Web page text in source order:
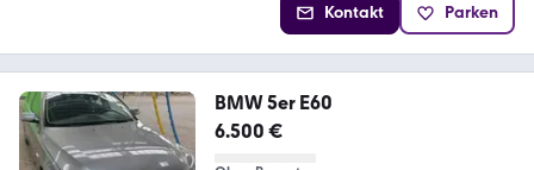
Kontakt Parken
BMW 5er E60
6.500 €